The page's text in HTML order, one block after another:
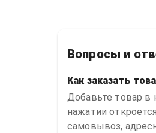
Вопросы и
Как заказать
Добавьте товар в
нажатии
самовывоз,